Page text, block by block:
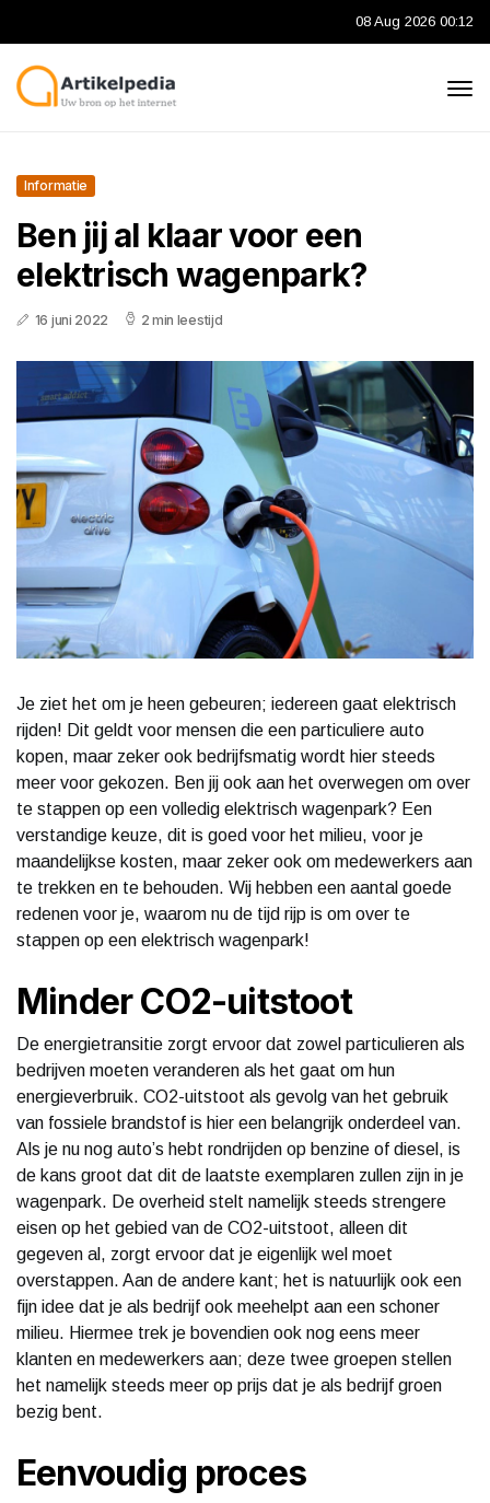
08 Aug 2026 00:12
Informatie
Ben jij al klaar voor een
elektrisch wagenpark?
16 juni 2022 2 min leestijd
Je ziet het om je heen gebeuren; iedereen gaat elektrisch
rijden! Dit geldt voor mensen die een particuliere auto
kopen, maar zeker ook bedrijfsmatig wordt hier steeds
meer voor gekozen. Ben jij ook aan het overwegen om over
te stappen op een volledig elektrisch wagenpark? Een
verstandige keuze, dit is goed voor het milieu, voor je
maandelijkse kosten, maar zeker ook om medewerkers aan
te trekken en te behouden. Wij hebben een aantal goede
redenen voor je, waarom nu de tijd rijp is om over te
stappen op een elektrisch wagenpark!
Minder CO2-uitstoot
De energietransitie zorgt ervoor dat zowel particulieren als
bedrijven moeten veranderen als het gaat om hun
energieverbruik. CO2-uitstoot als gevolg van het gebruik
van fossiele brandstof is hier een belangrijk onderdeel van.
Als je nu nog auto’s hebt rondrijden op benzine of diesel, is
de kans groot dat dit de laatste exemplaren zullen zijn in je
wagenpark. De overheid stelt namelijk steeds strengere
eisen op het gebied van de CO2-uitstoot, alleen dit
gegeven al, zorgt ervoor dat je eigenlijk wel moet
overstappen. Aan de andere kant; het is natuurlijk ook een
fijn idee dat je als bedrijf ook meehelpt aan een schoner
milieu. Hiermee trek je bovendien ook nog eens meer
klanten en medewerkers aan; deze twee groepen stellen
het namelijk steeds meer op prijs dat je als bedrijf groen
bezig bent.
Eenvoudig proces